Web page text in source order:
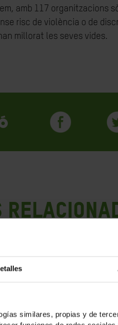
similares, propias y de
amb 117 organitzacions
risc de violència o de
millorat les seves vides.